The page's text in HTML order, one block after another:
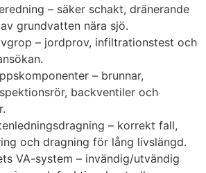
– säker schakt, dränerande
grundvatten nära sjö.
– jordprov, infiltrationstest och
– brunnar,
backventiler och
– korrekt fall,
och dragning för lång livslängd.
VA-system – invändig/utvändig